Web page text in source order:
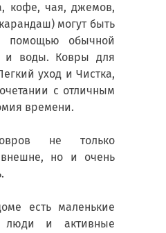
кофе, чая, джемов,
могут быть
помощью обычной
и воды. Ковры для
уход и Чистка,
с отличным
времени.
не только
внешне, но и очень
есть маленькие
люди и активные